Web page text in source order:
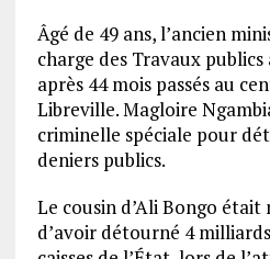
Âgé de 49 ans, l’ancien
charge des Travaux
après 44 mois passés au
Libreville. Magloire
criminelle spéciale pour
deniers publics.
Le cousin d’Ali Bongo
d’avoir détourné 4